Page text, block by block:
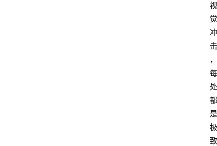
视
觉
冲
击
，
每
处
都
是
极
致